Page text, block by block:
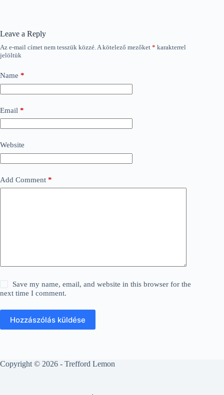
Leave a Reply
Az e-mail címet nem tesszük közzé.A kötelező mezőket * karakterrel
jelöltük
Name *
Email *
Website
Add Comment *
Save my name, email, and website in this browser for the
next time I comment.
Hozzászólás küldése
Copyright © 2026 - Trefford Lemon